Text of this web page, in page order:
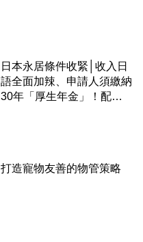
日本永居條件收緊│收入日
語全面加辣、申請人須繳納
30年「厚生年金」！配偶
打造寵物友善的物管策略